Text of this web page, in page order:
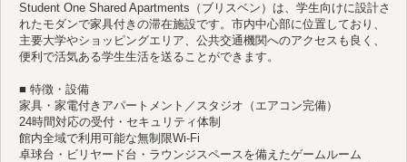
Student One Shared Apartments（ブリスベン）は、学生向けに設計さ
れたモダンで家具付きの滞在施設です。市内中心部に位置しており、
主要大学やショッピングエリア、公共交通機関へのアクセスも良く、
便利で活気ある学生生活を送ることができます。
■ 特徴・設備
家具・家電付きアパートメント／スタジオ（エアコン完備）
24時間対応の受付・セキュリティ体制
館内全域で利用可能な無制限Wi-Fi
卓球台・ビリヤード台・ラウンジスペースを備えたゲームルーム